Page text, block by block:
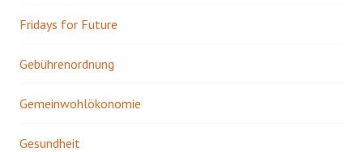
Fridays for Future
Gebührenordnung
Gemeinwohlökonomie
Gesundheit